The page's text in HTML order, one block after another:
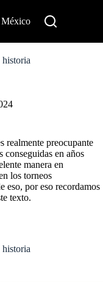
México
historia
realmente preocupante
conseguidas en años
manera en
los torneos
eso, por eso recordamos
texto.
historia